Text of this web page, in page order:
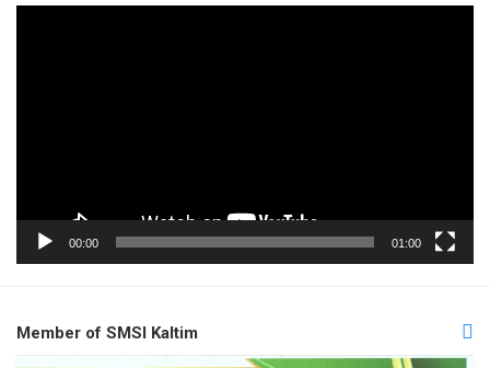
00:00 01:00
Member of SMSI Kaltim